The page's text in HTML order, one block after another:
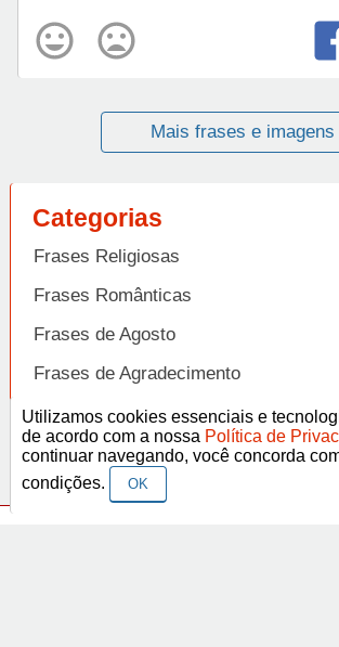
Mais frases e imagens
Categorias
Frases Religiosas
Frases Românticas
Frases de Agosto
Frases de Agradecimento
Frases de Amizade
Frases de Amor
Frases de Aniversário
Abrir
Utilizamos cookies essenciais e
de acordo com a nossa Política de
continuar navegando, você concorda
condições.
OK